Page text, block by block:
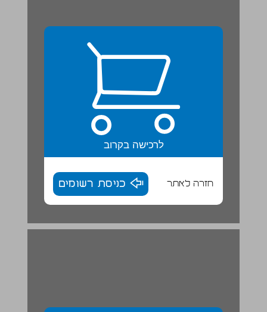
לרכישה בקרוב
חזרה לאתר כניסת רשומים